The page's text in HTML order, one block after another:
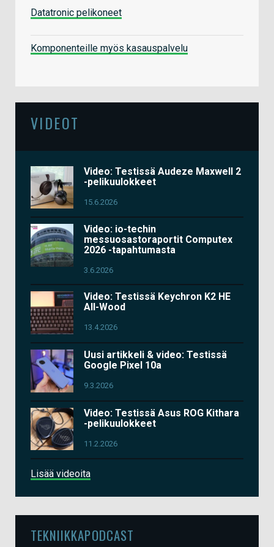
Datatronic pelikoneet
Komponenteille myös kasauspalvelu
VIDEOT
Video: Testissä Audeze Maxwell 2
-pelikuulokkeet
15.6.2026
Video: io-techin
messuosastoraportit Computex
2026 -tapahtumasta
3.6.2026
Video: Testissä Keychron K2 HE
All-Wood
13.4.2026
Uusi artikkeli & video: Testissä
Google Pixel 10a
9.3.2026
Video: Testissä Asus ROG Kithara
-pelikuulokkeet
11.2.2026
Lisää videoita
TEKNIIKKAPODCAST